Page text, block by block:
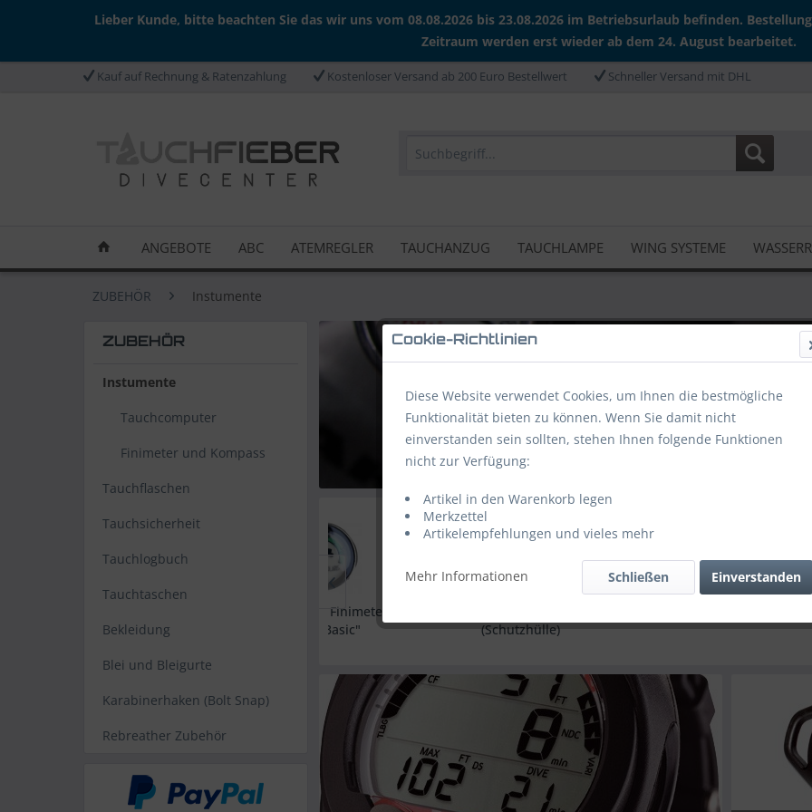
Lieber Kunde, bitte beachten Sie das wir uns vom 08.08.2026 bis 23.08.2026 im Betriebsurlaub befinden.
Zeitraum werden erst wieder ab dem 24. August bearbeitet.
Kauf auf Rechnung & Ratenzahlung Kostenloser Versand ab 200 Euro Bestellwert Schneller Versand mit DHL
ANGEBOTE ABC ATEMREGLER TAUCHANZUG TAUCHLAMPE WING SYSTEME
ZUBEHÖR Instumente
ZUBEHÖR
Instumente
Tauchcomputer
Finimeter und Kompass
Tauchflaschen
Tauchsicherheit
Tauchlogbuch
Tauchtaschen
Bekleidung
Blei und Bleigurte
Karabinerhaken (Bolt Snap)
Rebreather Zubehör
26,10 € *
Finimeter Konsole 52mm
DIRZONE
Cookie-Richtlinien
Diese Website verwendet Cookies, um Ihnen die bestmögliche
Funktionalität bieten zu können. Wenn Sie damit nicht
einverstanden sein sollten, stehen Ihnen folgende Funktionen
nicht zur Verfügung:
Artikel in den Warenkorb legen
Merkzettel
Artikelempfehlungen und vieles mehr
Mehr Informationen Einverstanden
Schließen